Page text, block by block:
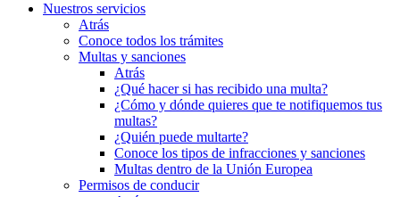
Nuestros servicios
Atrás
Conoce todos los trámites
Multas y sanciones
Atrás
¿Qué hacer si has recibido una multa?
¿Cómo y dónde quieres que te notifiquemos tus
multas?
¿Quién puede multarte?
Conoce los tipos de infracciones y sanciones
Multas dentro de la Unión Europea
Permisos de conducir